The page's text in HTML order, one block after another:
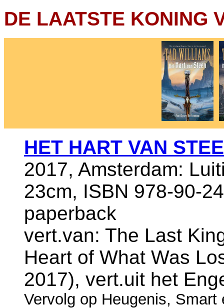
DE LAATSTE KONING
HET HART VAN
2017, Amsterdam:
23cm, ISBN 978-90-
paperback
vert.van: The Last
Heart of What Was
2017), vert.uit het
Vervolg op Heugenis,